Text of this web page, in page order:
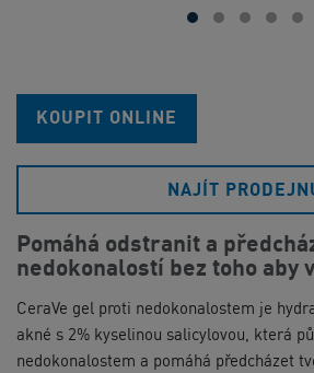
Pomáhá odstranit a
nedokonalostí bez toho aby
CeraVe gel proti nedokonalostem je
akné s 2% kyselinou salicylovou, která
nedokonalostem a pomáhá předcházet
KOUPIT ONLINE
NAJÍT